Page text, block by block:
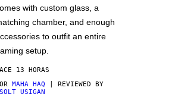
with custom glass, a
chamber, and enough
to outfit an entire
setup.
13 HORAS
MAHA HAQ | REVIEWED BY
USIGAN